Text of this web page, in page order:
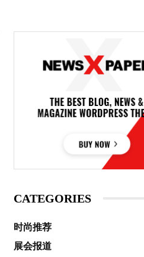
CATEGORIES
时尚推荐
展会报道